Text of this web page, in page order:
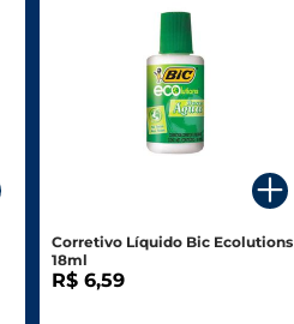
Corretivo Líquido Bic Ecolutions
18ml
R$ 6,59